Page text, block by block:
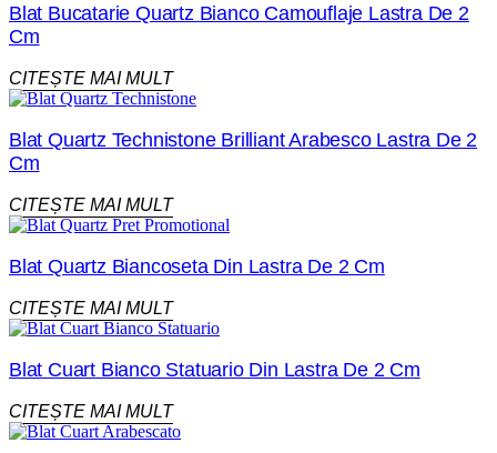
Blat Bucatarie Quartz Bianco Camouflaje Lastra De 2
Cm
CITEȘTE MAI MULT
Blat Quartz Technistone Brilliant Arabesco Lastra De 2
Cm
CITEȘTE MAI MULT
Blat Quartz Biancoseta Din Lastra De 2 Cm
CITEȘTE MAI MULT
Blat Cuart Bianco Statuario Din Lastra De 2 Cm
CITEȘTE MAI MULT